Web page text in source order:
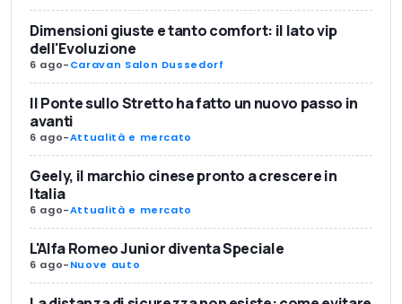
Dimensioni giuste e tanto comfort: il lato vip
dell'Evoluzione
6 ago-Caravan Salon Dussedorf
Il Ponte sullo Stretto ha fatto un nuovo passo in
avanti
6 ago-Attualità e mercato
Geely, il marchio cinese pronto a crescere in
Italia
6 ago-Attualità e mercato
L'Alfa Romeo Junior diventa Speciale
6 ago-Nuove auto